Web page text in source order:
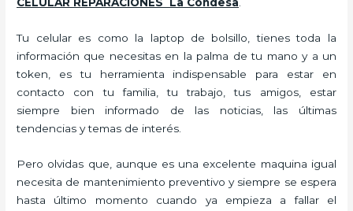
Tu celular es como la laptop de bolsillo, tienes toda la
información que necesitas en la palma de tu mano y a un
token, es tu herramienta indispensable para estar en
contacto con tu familia, tu trabajo, tus amigos, estar
siempre bien informado de las noticias, las últimas
tendencias y temas de interés.
Pero olvidas que, aunque es una excelente maquina igual
necesita de mantenimiento preventivo y siempre se espera
hasta último momento cuando ya empieza a fallar el